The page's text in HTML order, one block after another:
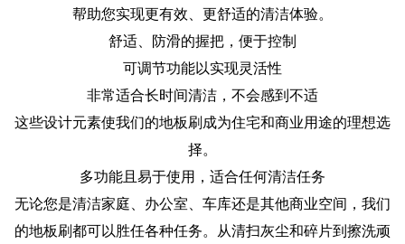
帮助您实现更有效、更舒适的清洁体验。
舒适、防滑的握把，便于控制
可调节功能以实现灵活性
非常适合长时间清洁，不会感到不适
这些设计元素使我们的地板刷成为住宅和商业用途的理想选
择。
多功能且易于使用，适合任何清洁任务
无论您是清洁家庭、办公室、车库还是其他商业空间，我们
的地板刷都可以胜任各种任务。从清扫灰尘和碎片到擦洗顽